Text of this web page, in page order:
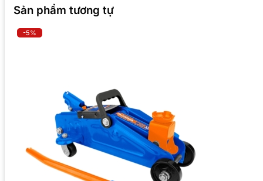
Sản phẩm tương tự
-5%